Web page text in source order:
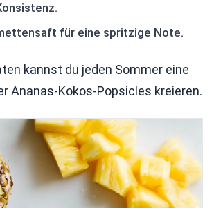
für eine spritzige Note.
kannst du jeden Sommer eine
Ananas-Kokos-Popsicles kreieren.